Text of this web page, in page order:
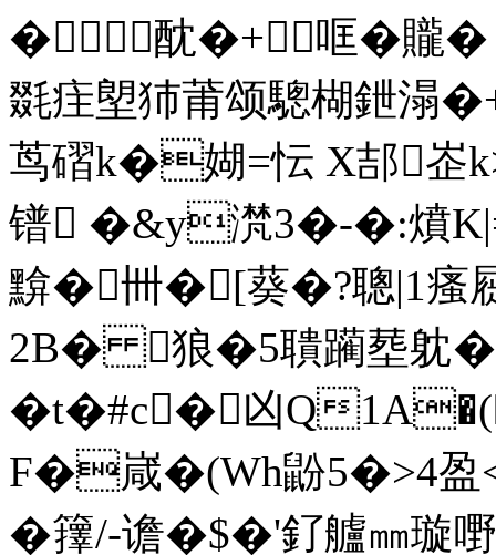
�酖�+哐�
毲疰塱犻莆颂驄楜鉪溻
茑磖k�媩=忶 X郆峜
镨 �&y滼3�-�:燌
黭�卌�[葵�?聰|1瘙
2B� 狼�5聵躏塟躭
�t�#c�凶Q
F�嵅�(Wh鼢5�>4盈
� 籜/-谵�$�'釕艫㎜璇嘢